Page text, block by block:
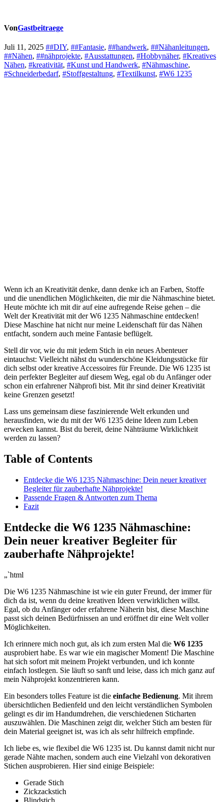
VonGastbeitraege
Juli 11, 2025 ##DIY, ##Fantasie, ##handwerk, ##Nähanleitungen,
##Nähen, ##nähprojekte, #Ausstattungen, #Hobbynäher, #Kreatives
Nähen, #kreativität, #Kunst und Handwerk, #Nähmaschine,
#Schneiderbedarf, #Stoffgestaltung, #Textilkunst, #W6 1235
Wenn ich an Kreativität denke, dann denke⁢ ich an Farben, Stoffe
und die unendlichen Möglichkeiten, die mir die Nähmaschine bietet.
Heute möchte ich mit dir auf eine aufregende Reise gehen‍ – die
Welt der⁤ Kreativität mit‍ der W6 1235 Nähmaschine entdecken!‌
Diese‌ Maschine hat nicht nur meine Leidenschaft ​für das Nähen
entfacht, sondern auch meine Fantasie beflügelt.
Stell dir vor,⁤ wie du mit jedem Stich in ein neues Abenteuer
eintauchst: Vielleicht nähst du wunderschöne Kleidungsstücke für
dich selbst oder kreative ‌Accessoires für Freunde. Die W6 1235 ist
dein perfekter Begleiter auf diesem ​Weg, egal ob du Anfänger oder
schon ein erfahrener Nähprofi bist. Mit ihr sind deiner ‌Kreativität
keine Grenzen gesetzt!
Lass uns gemeinsam diese faszinierende ⁢Welt erkunden und⁤
herausfinden, wie du mit ‌der W6 1235 deine Ideen zum Leben‍
erwecken kannst. Bist du bereit, deine Nähträume Wirklichkeit
werden zu lassen?
Table ​of Contents
Entdecke die W6 1235 Nähmaschine: Dein neuer kreativer
Begleiter ⁢für zauberhafte Nähprojekte!
Passende Fragen & Antworten zum Thema
Fazit
Entdecke die W6 1235 Nähmaschine:
Dein neuer kreativer Begleiter für
zauberhafte Nähprojekte!
„`html
Die W6‍ 1235 Nähmaschine ist wie ein guter Freund,⁢ der immer ‌für
dich da ist, wenn du​ deine kreativen Ideen verwirklichen willst.
Egal, ob du Anfänger oder ​erfahrene ⁢Näherin⁢ bist, diese Maschine
passt sich deinen Bedürfnissen an und eröffnet dir eine Welt voller‌
Möglichkeiten.
Ich​ erinnere mich noch ⁤gut, als ich zum ersten Mal die W6 1235
⁣ausprobiert habe. Es war wie ein magischer Moment! Die Maschine
‌hat sich sofort ‌mit meinem Projekt verbunden, und ich konnte
einfach lostlegen. Sie läuft so sanft und leise, dass ich⁤ mich⁣ ganz ⁤auf⁣
mein Nähprojekt konzentrieren kann.
Ein besonders ​tolles Feature ist ⁤die einfache Bedienung. Mit ihrem
übersichtlichen Bedienfeld und den leicht verständlichen Symbolen
gelingt es dir im Handumdrehen, die verschiedenen Sticharten
auszuwählen. Die Maschinen zeigt dir, welcher Stich am besten für
dein ‌Material geeignet ist, was ich als ‌sehr hilfreich empfinde.
Ich‌ liebe es, wie flexibel⁤ die W6 1235 ​ist. Du kannst‌ damit ⁣nicht nur
⁢gerade Nähte machen, sondern ⁤auch eine Vielzahl von dekorativen
Stichen‍ ausprobieren. ​Hier sind einige Beispiele:
Gerade Stich
Zickzackstich